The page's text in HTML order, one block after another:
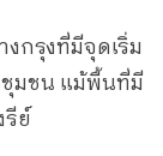
กรุงที่มีจุดเริ่ม
มชน แม้พื้นที่มี
ย์